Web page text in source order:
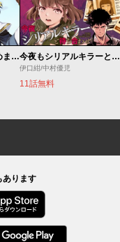
世界最強の魔女、始めました ～私だけ『攻略サイト』を見れる世界で自由に生きます～ 今夜もシリアルキラーと待ち合わせ
伊口紺/中村優児
11話無料
あります